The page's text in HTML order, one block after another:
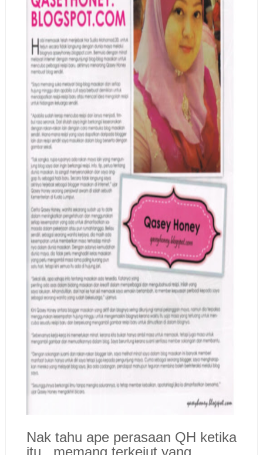
Nak tahu ape perasaan QH ketika
itu...memang terkejut yang